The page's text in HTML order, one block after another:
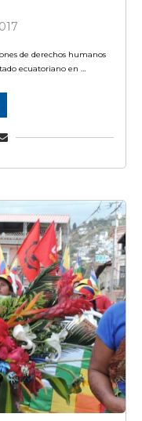
de derechos humanos
ecuatoriano en …